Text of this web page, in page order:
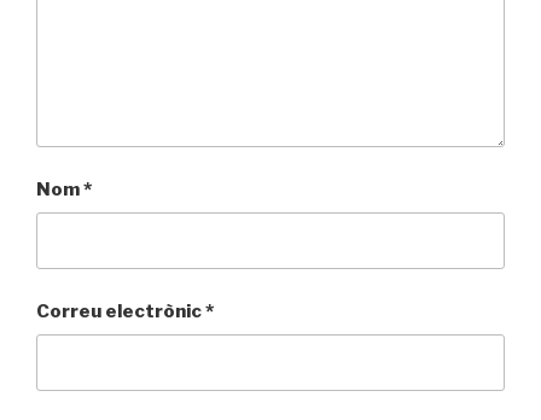
Nom*
Correu electrònic*